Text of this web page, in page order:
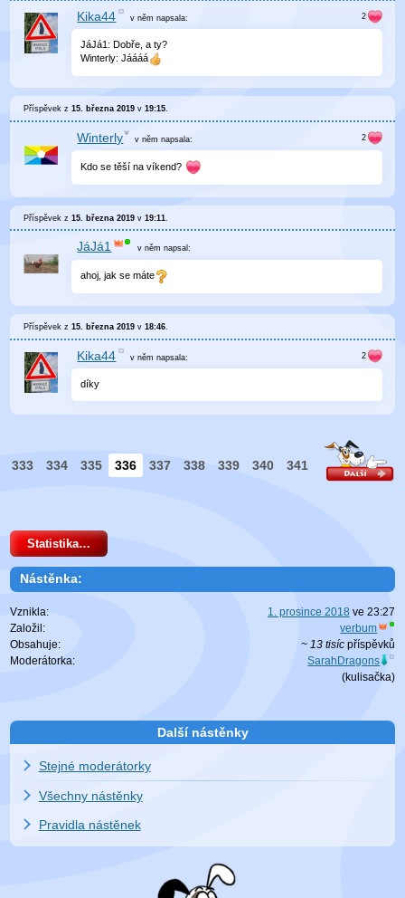
Kika44 v němnapsala:
JáJá1: Dobře, a ty?
Winterly: Jáááá
Příspěvek z15. března 2019 v19:15.
Winterly v něm napsala:
Kdo se těší na víkend?
Příspěvek z15. března 2019 v19:11
JáJá1 v něm napsal:
ahoj, jak se máte
Příspěvek z15. března 2019 v18:46
Kika44 v němnapsala:
díky
333 334 335 336 337 338 339 340 341
Statistika…
Nástěnka:
Vznikla: 1. prosince 2018 ve 23:27
Založil:
verbum
Obsahuje:
~ 13 tisícpříspěvků
Moderátorka:
SarahDragons
(kulisačka)
Další nástěnky
Stejné moderátorky
Všechny nástěnky
Pravidla nástěnek